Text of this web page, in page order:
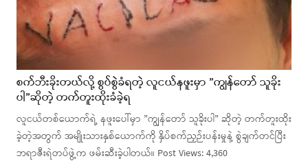
စက်ဘီးခိုးတယ်လို့ စွပ်စွဲခံရတဲ့ လူငယ်နဖူးမှာ ”ကျွန်တော် သူခိုး
ပါ”ဆိုတဲ့ တက်တူးထိုးခံခဲ့ရ
လူငယ်တစ်ယောက်ရဲ့ နဖူးပေါ်မှာ ”ကျွန်တော် သူခိုးပါ” ဆိုတဲ့ တက်တူးထိုး
ခဲ့တဲ့အတွက် အမျိုးသားနှစ်ယောက်ကို နှိပ်စက်ညှဉ်းပန်းမှုနဲ့ စွဲချက်တင်ပြီး
ဘရာဇီးရဲတပ်ဖွဲ့က ဖမ်းဆီးခဲ့ပါတယ်။ Post Views: 4,360